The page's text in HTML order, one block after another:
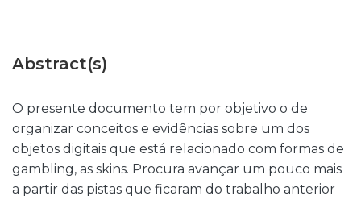
Abstract(s)
O presente documento tem por objetivo o de
organizar conceitos e evidências sobre um dos
objetos digitais que está relacionado com formas de
gambling, as skins. Procura avançar um pouco mais
a partir das pistas que ficaram do trabalho anterior